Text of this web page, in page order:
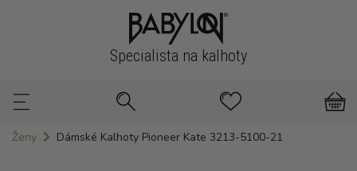
Specialista na kalhoty
Ženy Dámské Kalhoty Pioneer Kate 3213-5100-21